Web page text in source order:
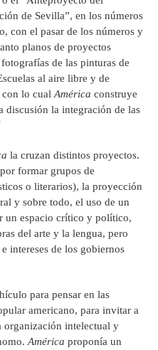
de Sevilla”, en los números
con el pasar de los números y
planos de proyectos
de las pinturas de
al aire libre y de
lo cual América construye
discusión la integración de las
la cruzan distintos proyectos.
formar grupos de
o literarios), la proyección
y sobre todo, el uso de un
un espacio crítico y político,
del arte y la lengua, pero
intereses de los gobiernos
para pensar en las
americano, para invitar a
organización intelectual y
América proponía un